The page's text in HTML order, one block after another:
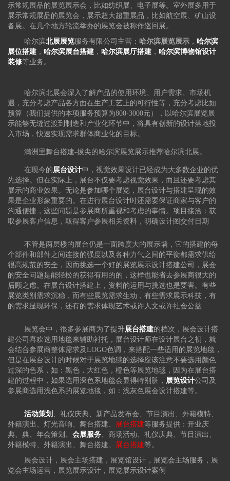
示常规展品的展览展示会，比如纺织展、电子展等。室外展多用于
展示常规展品的展览会，展示超大超重展品，比如航空展、矿山设
备展。在几个地方轮流举办的展览会被称作巡回展。
哈尔滨北展展览 服务有限公司主营： 哈尔滨展览展示 ， 哈尔滨
展位搭建 ， 哈尔滨展台搭建 ， 哈尔滨展厅搭建 ， 哈尔滨博物馆设计
装修等业务。
哈尔滨北展会深入了解产品的使用环境、用户需求、市场机
遇，充分考虑产品各方面在生产工艺上的可行性等，充分考虑比如
预算（我们提供的本项服务预算为800-3000元），以哈尔滨展览展
示能够无缝过渡到制造和产业化环节中，将具有创新的设计落地投
入市场，快速实现需求群体商业化的目标。
满洲里舞台搭建-拔尖的哈尔滨展览展示推荐哈尔滨北展。
在现今的 展台设计中，视觉效果设计已经成为大多数企业的优
先选择。但在实际上，展台不仅要考虑视觉效果，而且还要考虑其
展示的商业效果。无论是参加哪个展览，展台设计与搭建呈现的效
果是企业形象重要的。在进行展台设计时还需要保证商家与客户的
沟通便捷，这些问题是参展商所重视和考虑的事情。项目接洽：获
取参展客户信息，取得客户参展相关资料，明确设计图交付日期
不管是两层楼的展台仍是一面跨度大的展示墙，它的搭建的每
个部件和部件之间连接的强度以及各种力气之间的平衡都需求供给
很高规范的安全，因而挑选一个好的展览展示设计搭建公司，展会
的安全问题是能轻松的获得有用的的，这样也能省去参展商很大的
后顾之虑。在展台设计搭建上，资料的运用与挑选也是要害。有些
展览类别需求沉稳，而有些展览需求生动，有些需求展示科技，有
的需求显现环保，还有的需求体现艺术或许人文或许社会公益
展览会中，很多参展商为了提升展台搭建的档次，展会设计搭
建公司喜欢选用地毯来辅助衬托，展台设计师在设计展台之初，就
会结合参展商整体需求及LOGO色调，来搭配一些适用的展览地毯，
但是在展台设计的时候对于展览地毯的选择应该注意不要选用颜色
过深的色系，如：黑色，大红色，橙色等展览地毯，因为在展台搭
建的过程中，如果选用深色系地毯会显得特别脏， 展览设计公司及
参展商选用浅色系的展览地毯，如：浅灰色展会设计搭建等。
活动策划
、礼仪庆典、新产品发布会、节目演出、外籍模特、
外籍演出、灯光音响、舞台搭建、
展台搭建等服务提供：开业庆
典、典、年会策划、会展服务 、商场活动、礼仪庆典、节目演出、
外籍模特、外籍演出、舞台搭建、
展台搭建等。
展会设计，展会主场搭建，展览馆设计，展览会主场服务，展
览会主场运营，展览展示设计，展览展示设计案例